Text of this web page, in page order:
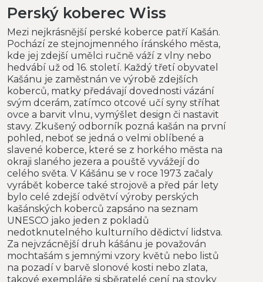
Perský koberec Wiss
Mezi nejkrásnější perské koberce patří Kašán.
Pochází ze stejnojmenného íránského města,
kde jej zdejší umělci ručně váží z vlny nebo
hedvábí už od 16. století. Každý třetí obyvatel
Kašánu je zaměstnán ve výrobě zdejších
koberců, matky předávají dovednosti vázání
svým dcerám, zatímco otcové učí syny stříhat
ovce a barvit vlnu, vymýšlet design či nastavit
stavy. Zkušený odborník pozná kašán na první
pohled, neboť se jedná o velmi oblíbené a
slavené koberce, které se z horkého města na
okraji slaného jezera a pouště vyvážejí do
celého světa. V Kášánu se v roce 1973 začaly
vyrábět koberce také strojově a před pár lety
bylo celé zdejší odvětví výroby perských
kašánských koberců zapsáno na seznam
UNESCO jako jeden z pokladů
nedotknutelného kulturního dědictví lidstva.
Za nejvzácnější druh kášánu je považován
mochtašám s jemnými vzory květů nebo listů
na pozadí v barvě slonové kosti nebo zlata,
takové exempláře si sběratelé cení na stovky